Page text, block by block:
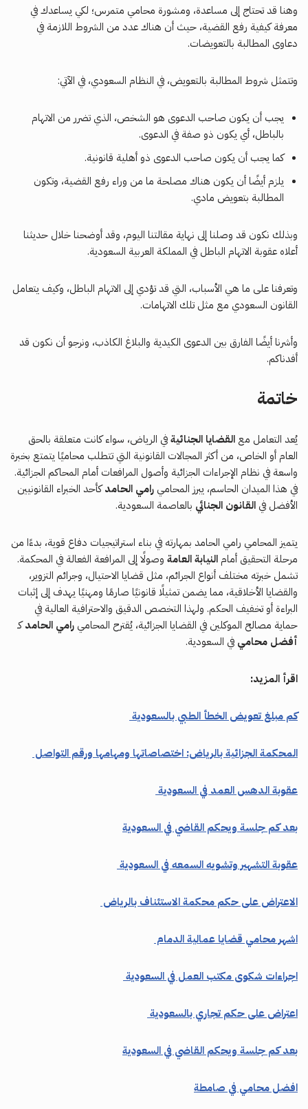
وهنا قد تحتاج إلى مساعدة، ومشورة محامي متمرس؛ لكي يساعدك في
معرفة كيفية رفع القضية، حيث أن هناك عدد من الشروط اللازمة في
دعاوى المطالبة بالتعويضات.
وتتمثل شروط المطالبة بالتعويض، في النظام السعودي، في الآتي:
يجب أن يكون صاحب الدعوى هو الشخص، الذي تضرر من الاتهام
بالباطل، أي يكون ذو صفة في الدعوى.
كما يجب أن يكون صاحب الدعوى ذو أهلية قانونية.
يلزم أيضًا أن يكون هناك مصلحة ما من وراء رفع القضية، وتكون
المطالبة بتعويض مادي.
وبذلك نكون قد وصلنا إلى نهاية مقالتنا اليوم، وقد أوضحنا خلال حديثنا
أعلاه عقوبة الاتهام الباطل في المملكة العربية السعودية.
وتعرفنا على ما هي الأسباب، التي قد تؤدي إلى الاتهام الباطل، وكيف يتعامل
القانون السعودي مع مثل تلك الاتهامات.
وأشرنا أيضًا الفارق بين الدعوى الكيدية والبلاغ الكاذب، ونرجو أن نكون قد
أفدناكم.
خاتمة
يُعد التعامل مع القضايا الجنائيةفي الرياض، سواء كانت متعلقة بالحق
العام أو الخاص، من أكثر المجالات القانونية التي تتطلب محاميًا يتمتع بخبرة
واسعة في نظام الإجراءات الجزائية وأصول المرافعات أمام المحاكم الجزائية.
في هذا الميدان الحاسم، يبرز المحامي رامي الحامدكأحد الخبراء القانونيين
الأفضل في القانون الجنائي بالعاصمة السعودية.
يتميز المحامي رامي الحامد بمهارته في بناء استراتيجيات دفاع قوية، بدءًا من
مرحلة التحقيق أمام النيابة العامة وصولًا إلى المرافعة الفعالة في المحكمة.
تشمل خبرته مختلف أنواع الجرائم، مثل قضايا الاحتيال، وجرائم التزوير،
والقضايا الأخلاقية، مما يضمن تمثيلًا قانونيًا صارمًا ومهنيًا يهدف إلى إثبات
البراءة أو تخفيف الحكم. ولهذا التخصص الدقيق والاحترافية العالية في
حماية مصالح الموكلين في القضايا الجزائية، يُقترح المحامي رامي الحامدكـ
أفضل محامي في السعودية.
اقرأ المزيد:
كم مبلغ تعويض الخطأ الطبي بالسعودية
المحكمة الجزائية بالرياض: اختصاصاتها ومهامها ورقم التواصل
عقوبة الدهس العمد في السعودية
بعد كم جلسة ويحكم القاضي في السعودية
عقوبة التشهير وتشويه السمعه في السعودية
الاعتراض على حكم محكمة الاستئناف بالرياض
اشهر محامي قضايا عمالية الدمام
اجراءات شكوى مكتب العمل في السعودية
اعتراض على حكم تجاري بالسعودية
بعد كم جلسة ويحكم القاضي في السعودية
افضل محامي في صامطة